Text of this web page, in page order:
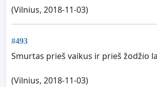
(Vilnius, 2018-11-03)
#493
Smurtas prieš vaikus ir prieš žodžio
(Vilnius, 2018-11-03)